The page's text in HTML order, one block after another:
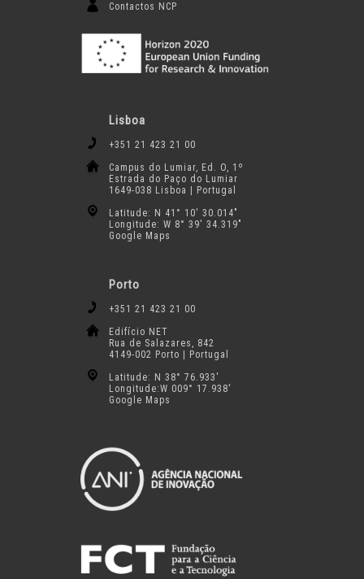
Contactos NCP
Lisboa
+351 21 423 21 00
Campus do Lumiar, Ed. O, 1º
Estrada do Paço do Lumiar
1649-038 Lisboa | Portugal
Latitude: N 41° 10′ 30.014″
Longitude: W 8° 39′ 34.319″
Google Maps
Porto
+351 21 423 21 00
Edifício NET
Rua de Salazares, 842
4149-002 Porto | Portugal
Latitude: N 38° 76.933′
Longitude:W 009° 17.938′
Google Maps